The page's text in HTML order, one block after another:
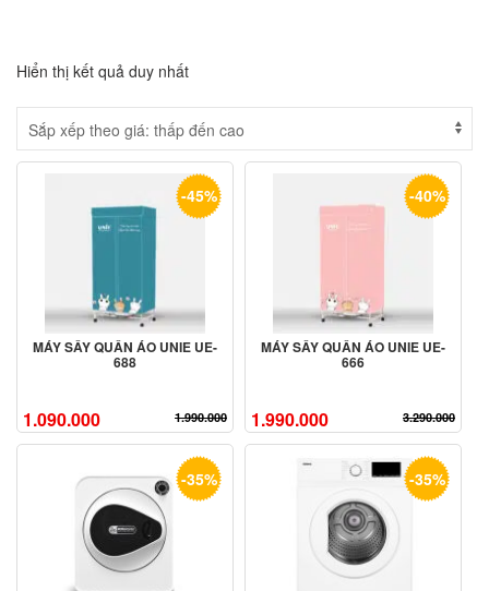
Hiển thị kết quả duy nhất
-45%
MÁY SẤY QUẦN ÁO UNIE UE-
688
1.090.000 1.990.000
-40%
MÁY SẤY QUẦN ÁO UNIE UE-
666
1.990.000 3.290.000
-35% -35%